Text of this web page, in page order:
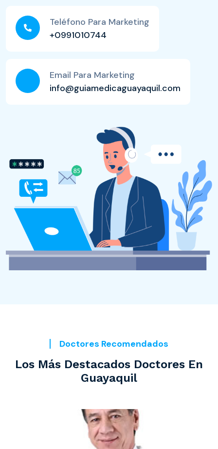
Teléfono Para Marketing
+0991010744
Email Para Marketing
info@guiamedicaguayaquil.com
Doctores Recomendados
Los Más Destacados Doctores En
Guayaquil